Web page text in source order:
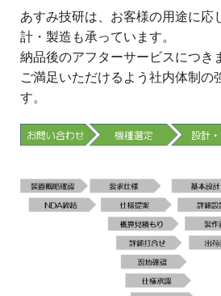
あすみ技研は、お客様の用途に応
計・製造も承っています。
納品後のアフターサービスにつき
ご満足いただけるよう社内体制の
す。